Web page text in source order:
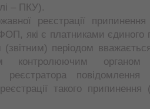
– ПКУ).
реєстрації припинення
які є платниками єдиного
(звітним) періодом
контролюючим
реєстратора
такого